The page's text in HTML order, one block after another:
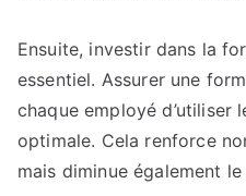
Ensuite, investir dans la
essentiel. Assurer une
chaque employé d’utiliser
optimale. Cela renforce
mais diminue également le